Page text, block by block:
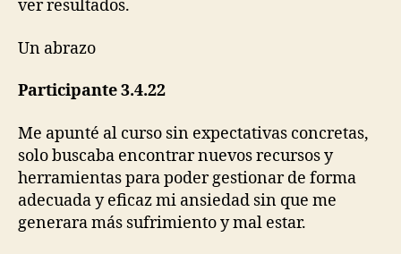
ver resultados.
Un abrazo
Participante 3.4.22
Me apunté al curso sin expectativas concretas,
solo buscaba encontrar nuevos recursos y
herramientas para poder gestionar de forma
adecuada y eficaz mi ansiedad sin que me
generara más sufrimiento y mal estar.